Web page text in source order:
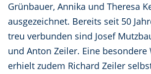
Grünbauer, Annika und Theresa
ausgezeichnet. Bereits seit 50
treu verbunden sind Josef
und Anton Zeiler. Eine besondere
erhielt zudem Richard Zeiler